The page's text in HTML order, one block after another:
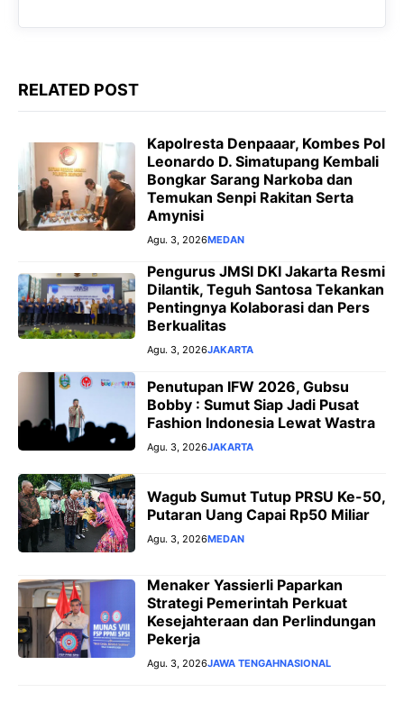
o
k
A
p
r
m
n
e
r
RELATED POST
Kapolresta Denpaaar, Kombes Pol
Leonardo D. Simatupang Kembali
Bongkar Sarang Narkoba dan
Temukan Senpi Rakitan Serta
Amynisi
Agu. 3, 2026MEDAN
Pengurus JMSI DKI Jakarta Resmi
Dilantik, Teguh Santosa Tekankan
Pentingnya Kolaborasi dan Pers
Berkualitas
Agu. 3, 2026JAKARTA
Penutupan IFW 2026, Gubsu
Bobby : Sumut Siap Jadi Pusat
Fashion Indonesia Lewat Wastra
Agu. 3, 2026JAKARTA
Wagub Sumut Tutup PRSU Ke-50,
Putaran Uang Capai Rp50 Miliar
Agu. 3, 2026MEDAN
Menaker Yassierli Paparkan
Strategi Pemerintah Perkuat
Kesejahteraan dan Perlindungan
Pekerja
Agu. 3, 2026JAWA TENGAHNASIONAL